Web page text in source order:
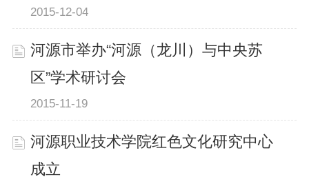
2015-12-04
河源市举办“河源（龙川）与中央苏
区”学术研讨会
2015-11-19
河源职业技术学院红色文化研究中心
成立